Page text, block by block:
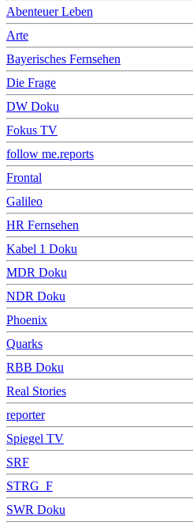
Abenteuer Leben
Arte
Bayerisches Fernsehen
Die Frage
DW Doku
Fokus TV
follow me.reports
Frontal
Galileo
HR Fernsehen
Kabel 1 Doku
MDR Doku
NDR Doku
Phoenix
Quarks
RBB Doku
Real Stories
reporter
Spiegel TV
SRF
STRG_F
SWR Doku